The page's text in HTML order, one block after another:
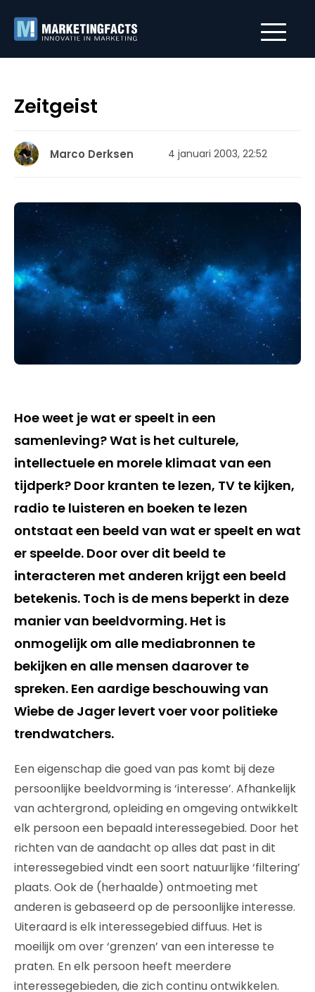
Zeitgeist
Marco Derksen 4 januari 2003, 22:52
Hoe weet je wat er speelt in een
samenleving? Wat is het culturele,
intellectuele en morele klimaat van een
tijdperk? Door kranten te lezen, TV te kijken,
radio te luisteren en boeken te lezen
ontstaat een beeld van wat er speelt en wat
er speelde. Door over dit beeld te
interacteren met anderen krijgt een beeld
betekenis. Toch is de mens beperkt in deze
manier van beeldvorming. Het is
onmogelijk om alle mediabronnen te
bekijken en alle mensen daarover te
spreken. Een aardige beschouwing van
Wiebe de Jager levert voer voor politieke
trendwatchers.
Een eigenschap die goed van pas komt bij deze
persoonlijke beeldvorming is ‘interesse’. Afhankelijk
van achtergrond, opleiding en omgeving ontwikkelt
elk persoon een bepaald interessegebied. Door het
richten van de aandacht op alles dat past in dit
interessegebied vindt een soort natuurlijke ‘filtering’
plaats. Ook de (herhaalde) ontmoeting met
anderen is gebaseerd op de persoonlijke interesse.
Uiteraard is elk interessegebied diffuus. Het is
moeilijk om over ‘grenzen’ van een interesse te
praten. En elk persoon heeft meerdere
interessegebieden, die zich continu ontwikkelen.